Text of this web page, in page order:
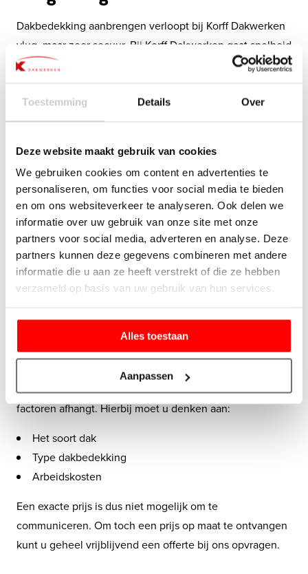
Toestemming Details Over
Deze website maakt gebruik van cookies
We gebruiken cookies om content en advertenties te
personaliseren, om functies voor social media te bieden
en om ons websiteverkeer te analyseren. Ook delen we
informatie over uw gebruik van onze site met onze
partners voor social media, adverteren en analyse. Deze
partners kunnen deze gegevens combineren met andere
informatie die u aan ze heeft verstrekt of die ze hebben
verzameld op basis van uw gebruik van hun services.
Alles toestaan
Aanpassen
Dakbedekking aanbrengen verloopt bij Korff Dakwerken
vlug, maar zeer secuur. Bij Korff Dakwerken gaat snelheid
niet ten koste van de kwaliteit. Een klus is pas af als wij
uw dakbedekking aanbrengen door Korff en geniet jaren
van een goed dak boven uw hoofd.
Directe actie
Schakel ons in en we komen meteen langs. Wij gaan het
liefst gelijk aan de slag. Eerst een offerte? Uw dakdekker
in Hoorn maakt van tevoren altijd een tijd- en
kosteninschatting, zodat u ongeveer weet waar u aan toe
bent. Neem nu contact op voor een vrijblijvend bezoek.
Kosten voor een dakdekker in
De kosten voor dakdekkerswerkzaamheden in Hoorn
variëren enorm. Dit komt, omdat de prijs van diverse
factoren afhangt. Hierbij moet u denken aan:
Het soort dak
Type dakbedekking
Arbeidskosten
Een exacte prijs is dus niet mogelijk om te
communiceren. Om toch een prijs op maat te ontvangen
kunt u geheel vrijblijvend een offerte bij ons opvragen.